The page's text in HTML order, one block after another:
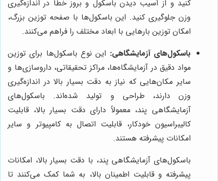
کنید و از آسیب دیدن باسکول و بروز خطا در اندازه‌گیری
وزن جلوگیری کنید. این باسکول‌ها با صفحه توزین بزرگ،
امکان توزین بارهایی با ابعاد مختلف را فراهم می‌کنند.
باسکول‌های آزمایشگاهی: این نوع باسکول‌ها برای توزین
مواد دقیق در آزمایشگاه‌ها، مراکز تحقیقاتی، داروسازی‌ها و
سایر مکان‌هایی که نیاز به دقت بسیار بالا در اندازه‌گیری
وزن دارند، طراحی و تولید شده‌اند. باسکول‌های
آزمایشگاهی پند، معمولاً دارای دقت بسیار بالا، قابلیت
کالیبراسیون خودکار، قابلیت اتصال به کامپیوتر و سایر
امکانات پیشرفته هستند.
باسکول‌های آزمایشگاهی پند، با دقت بسیار بالا، امکانات
پیشرفته و قابلیت اطمینان بالا، به شما کمک می‌کنند تا